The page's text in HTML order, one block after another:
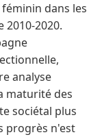
dans les
2020.
analyse
maturité des
sociétal plus
progrès n'est